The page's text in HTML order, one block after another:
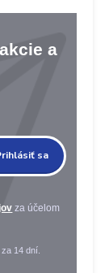
a
sa
za účelom
14 dní.